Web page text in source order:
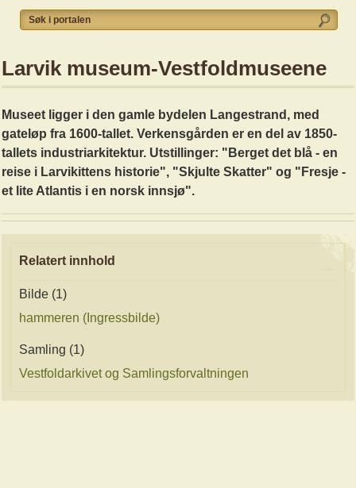
Larvik museum-Vestfoldmuseene
Museet ligger i den gamle bydelen Langestrand, med
gateløp fra 1600-tallet. Verkensgården er en del av 1850-
tallets industriarkitektur. Utstillinger: "Berget det blå - en
reise i Larvikittens historie", "Skjulte Skatter" og "Fresje -
et lite Atlantis i en norsk innsjø".
Relatert innhold
Bilde (1)
hammeren (Ingressbilde)
Samling (1)
Vestfoldarkivet og Samlingsforvaltningen